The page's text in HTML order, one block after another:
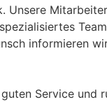
Unsere
informieren
Service und